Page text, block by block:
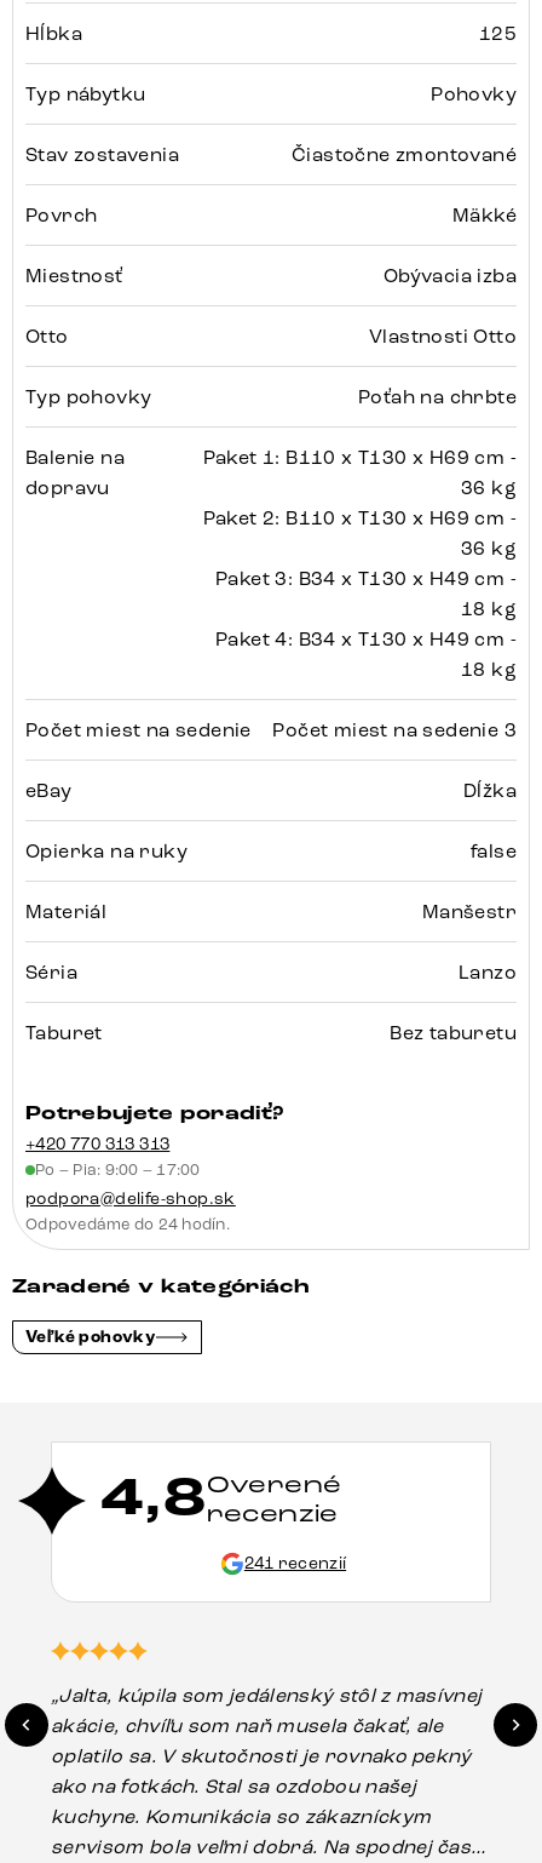
Hĺbka 125
Typ nábytku Pohovky
Stav zostavenia Čiastočne zmontované
Povrch Mäkké
Miestnosť Obývacia izba
Otto Vlastnosti Otto
Typ pohovky Poťah na chrbte
Balenie na
dopravu
Paket 1: B110 x T130 x H69 cm -
36 kg
Paket 2: B110 x T130 x H69 cm -
36 kg
Paket 3: B34 x T130 x H49 cm -
18 kg
Paket 4: B34 x T130 x H49 cm -
18 kg
Počet miest na sedenie Počet miest na sedenie 3
eBay Dĺžka
Opierka na ruky false
Materiál Manšestr
Séria Lanzo
Taburet Bez taburetu
Potrebujete poradiť?
+420 770 313 313
Po – Pia: 9:00 – 17:00
podpora@delife-shop.sk
Odpovedáme do 24 hodín.
Zaradené v kategóriách
Veľké pohovky
4,8Overené
recenzie
241 recenzií
„Jalta, kúpila som jedálenský stôl z masívnej
akácie, chvíľu som naň musela čakať, ale
oplatilo sa. V skutočnosti je rovnako pekný
ako na fotkách. Stal sa ozdobou našej
kuchyne. Komunikácia so zákazníckym
servisom bola veľmi dobrá. Na spodnej časti